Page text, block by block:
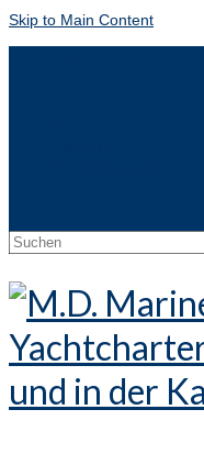
Skip to Main Content
Suche